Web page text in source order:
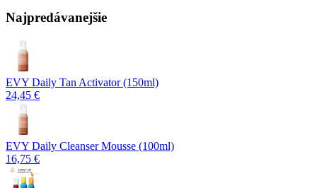
Najpredávanejšie
EVY Daily Tan Activator (150ml)
24,45 €
EVY Daily Cleanser Mousse (100ml)
16,75 €